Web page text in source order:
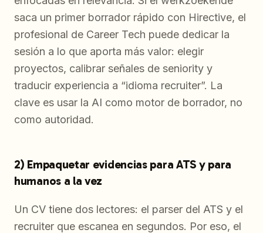
saca un primer borrador rápido con Hirective, el
profesional de Career Tech puede dedicar la
sesión a lo que aporta más valor: elegir
proyectos, calibrar señales de seniority y
traducir experiencia a “idioma recruiter”. La
clave es usar la AI como motor de borrador, no
como autoridad.
2) Empaquetar evidencias para ATS y para
humanos a la vez
Un CV tiene dos lectores: el parser del ATS y el
recruiter que escanea en segundos. Por eso, el